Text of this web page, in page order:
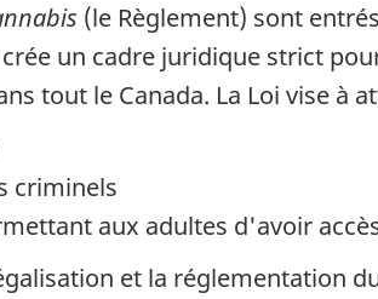
(le Règlement) sont
un cadre juridique strict
tout le Canada. La Loi vise à
criminels
aux adultes d'avoir
et la réglementation